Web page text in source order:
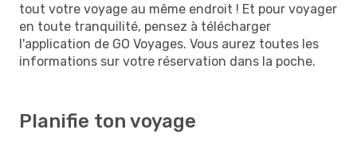
tout votre voyage au même endroit ! Et pour voyager
en toute tranquilité, pensez à télécharger
l'application de GO Voyages. Vous aurez toutes les
informations sur votre réservation dans la poche.
Planifie ton voyage